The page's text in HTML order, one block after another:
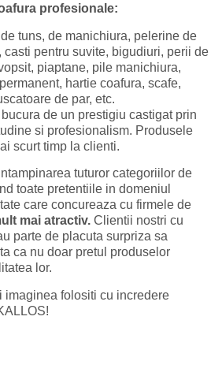
profesionale:
tuns, de manichiura, pelerine de
casti pentru suvite, bigudiuri, perii de
piaptane, pile manichiura,
hartie coafura, scafe,
de par, etc.
de un prestigiu castigat prin
si profesionalism. Produsele
scurt timp la clienti.
tuturor categoriilor de
toate pretentiile in domeniul
care concureaza cu firmele de
mai atractiv. Clientii nostri cu
parte de placuta surpriza sa
ca nu doar pretul produselor
lor.
imaginea folositi cu incredere